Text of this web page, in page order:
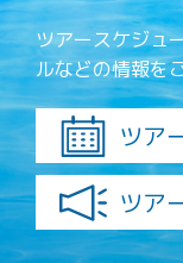
ツアースケジュ
ルなどの情報を
ツア
ツア